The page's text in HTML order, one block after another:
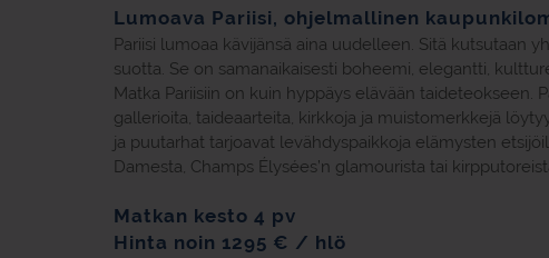
Lumoava Pariisi, ohjelmallinen
Pariisi lumoaa kävijänsä aina uudelleen. Sitä kutsutaan
suotta. Se on samanaikaisesti boheemi, elegantti,
Matka Pariisiin on kuin hyppäys elävään taideteokseen.
gallerioita, taideaarteita, kirkkoja ja muistomerkkejä
ja puutarhat tarjoavat levähdyspaikkoja elämysten
Damesta, Champs Élysées’n glamourista tai
Matkan kesto 4 pv
Hinta noin 1295 € / hlö